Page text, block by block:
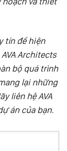
tín để hiện
Architects
bộ quá trình
lại những
liên hệ AVA
án của bạn.